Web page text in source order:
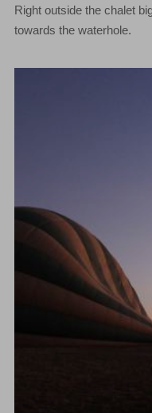
Right outside the chalet
towards the waterhole.